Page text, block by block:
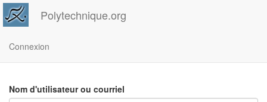
Polytechnique.org
Connexion
Nom d'utilisateur ou courriel